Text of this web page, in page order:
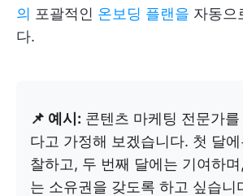
의 포괄적인 온보딩 플랜을 자동으
다.
📌 예시: 콘텐츠 마케팅 전문가
다고 가정해 보겠습니다. 첫 달
찰하고, 두 번째 달에는 기여하
는 소유권을 갖도록 하고 싶습니